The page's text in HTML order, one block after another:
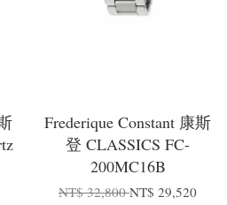
Frederique Constant 康斯
登 CLASSICS FC-
200MC16B
NT$ 32,800NT$ 29,520